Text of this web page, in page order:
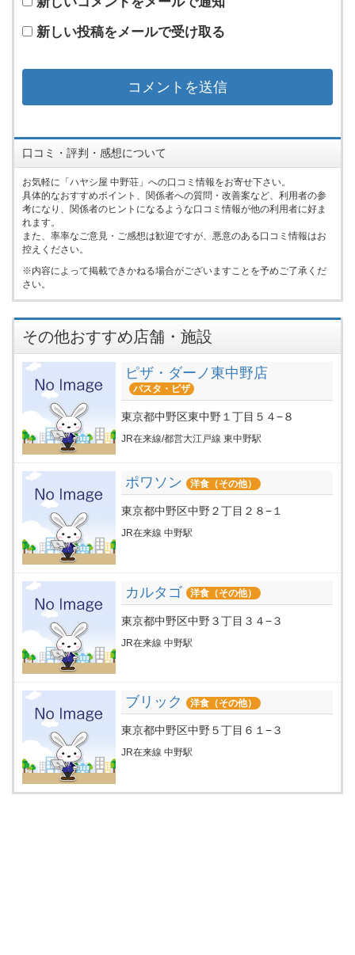
新しい投稿をメールで受け取る
口コミ・評判・感想について
お気軽に「ハヤシ屋 中野荘」への口コミ情報をお寄せ下さい。
具体的なおすすめポイント、関係者への質問・改善案など、利用者の参
考になり、関係者のヒントになるような口コミ情報が他の利用者に好ま
れます。
また、率率なご意見・ご感想は歓迎ですが、悪意のある口コミ情報はお
控えください。
内容によって掲載できかねる場合がございますことを予めご了承くだ
さい。
その他おすすめ店舗・施設
ピザ・ダーノ東中野店
パスタ・ピザ
東京都中野区東中野１丁目５４−８
JR在来線/都営大江戸線 東中野駅
ポワソン 洋食（その他）
東京都中野区中野２丁目２８−１
JR在来線 中野駅
カルタゴ 洋食（その他）
東京都中野区中野３丁目３４−３
JR在来線 中野駅
ブリック 洋食（その他）
東京都中野区中野５丁目６１−３
JR在来線 中野駅